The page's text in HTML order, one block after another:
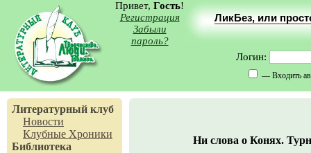
Привет, Гость!
Регистрация
Забыли
пароль?
ЛикБез, или
Логин:
— Входить
Литературный клуб
Новости
Клубные Хроники
Библиотека
Ни слова о Конях.